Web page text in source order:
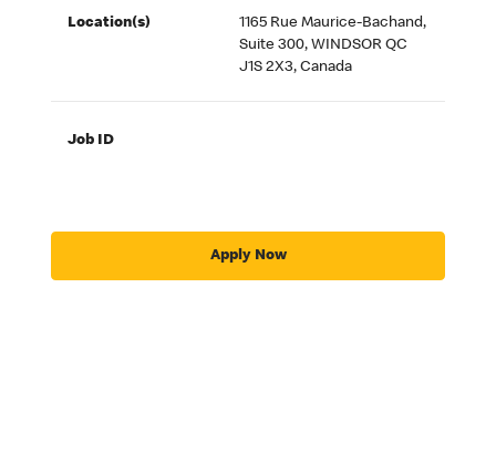
Location(s)
1165 Rue Maurice-Bachand,
Suite 300, WINDSOR QC
J1S 2X3, Canada
Job ID
Apply Now